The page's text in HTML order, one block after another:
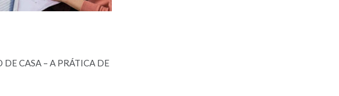
DE CASA – A PRÁTICA DE